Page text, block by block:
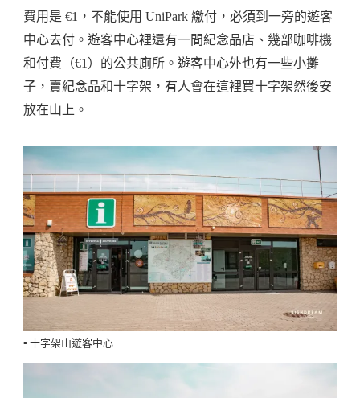
費用是 €1，不能使用 UniPark 繳付，必須到一旁的遊客
中心去付。遊客中心裡還有一間紀念品店、幾部咖啡機
和付費（€1）的公共廁所。遊客中心外也有一些小攤
子，賣紀念品和十字架，有人會在這裡買十字架然後安
放在山上。
▪️ 十字架山遊客中心